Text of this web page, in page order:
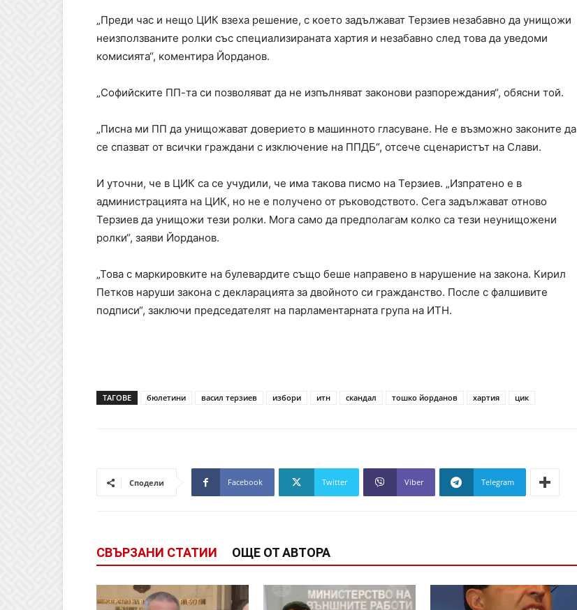
„Преди час и нещо ЦИК взеха решение, с което задължават Терзиев незабавно да унищожи
неизползваните ролки със специализираната хартия и незабавно след това да уведоми
комисията“, коментира Йорданов.
„Софийските ПП-та си позволяват да не изпълняват законови разпореждания“, обясни той.
„Писна ми ПП да унищожават доверието в машинното гласуване. Не е възможно законите да
се спазват от всички граждани с изключение на ППДБ“, отсече сценаристът на Слави.
И уточни, че в ЦИК са се учудили, че има такова писмо на Терзиев. „Изпратено е в
администрацията на ЦИК, но не е получено от ръководството. Сега задължават отново
Терзиев да унищожи тези ролки. Мога само да предполагам колко са тези неунищожени
ролки“, заяви Йорданов.
„Това с маркировките на булевардите също беше направено в нарушение на закона. Кирил
Петков наруши закона с декларацията за двойното си гражданство. После с фалшивите
подписи“, заключи председателят на парламентарната група на ИТН.
ТАГОВЕ бюлетини васил терзиев избори итн скандал тошко йорданов хартия цик
Сподели Facebook Twitter Viber Telegram
СВЪРЗАНИ СТАТИИ ОЩЕ ОТ АВТОРА